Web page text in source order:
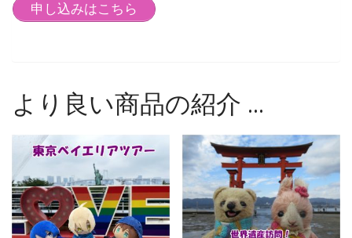
申し込みはこちら
より良い商品の紹介 …